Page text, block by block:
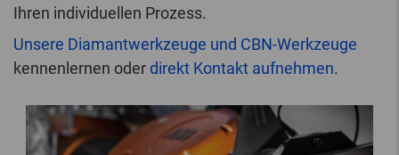
Ihren individuellen Prozess.
Unsere Diamantwerkzeuge und CBN-Werkzeuge
kennenlernen oder direkt Kontakt aufnehmen.